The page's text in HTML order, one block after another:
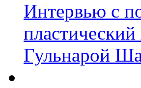
Интервью с
Гульнарой